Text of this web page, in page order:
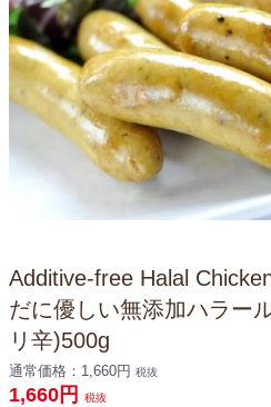
Additive-free Halal
だに優しい無添加ハラー
リ辛)500g
通常価格： 1,660円 税抜
1,660円 税抜